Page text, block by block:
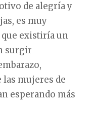
de alegría y
es muy
existiría un
surgir
las mujeres de
esperando más